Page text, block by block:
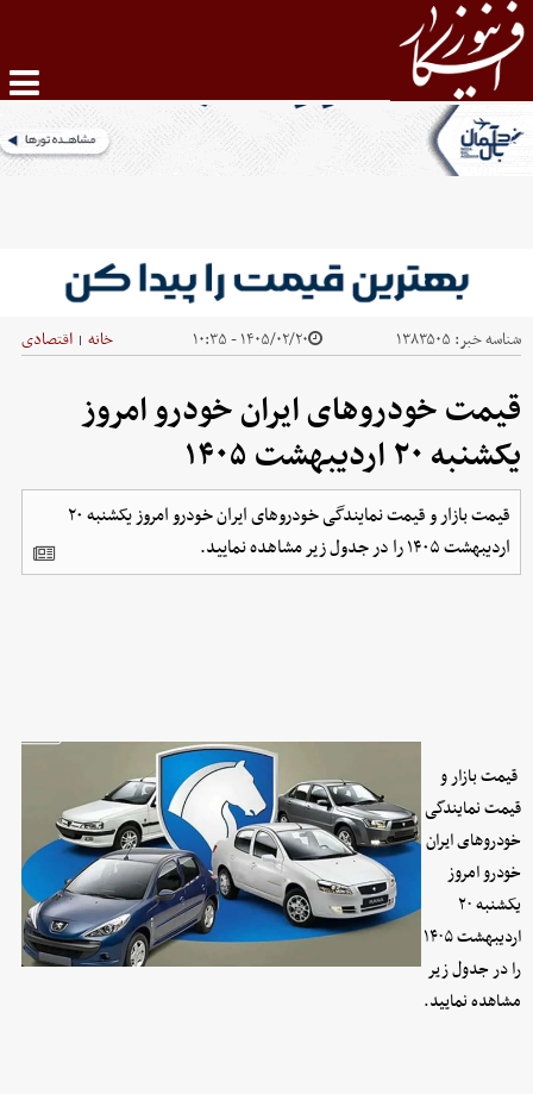
شناسه خبر: ۱۳۸۳۵۰۵ ۱۴۰۵/۰۲/۲۰ - ۱۰:۳۵ خانه | اقتصادی
قیمت خودرو‌های ایران خودرو امروز
یکشنبه ۲۰ اردیبهشت ۱۴۰۵
قیمت بازار و قیمت نمایندگی خودرو‌های ایران خودرو امروز یکشنبه ۲۰
اردیبهشت ۱۴۰۵ را در جدول زیر مشاهده نمایید.
قیمت بازار و
قیمت نمایندگی
خودرو‌های ایران
خودرو امروز
یکشنبه ۲۰
اردیبهشت ۱۴۰۵
را در جدول زیر
مشاهده نمایید.